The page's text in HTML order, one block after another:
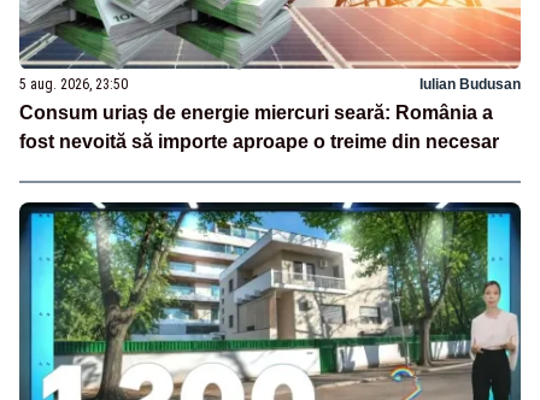
5 aug. 2026, 23:50 Iulian Budusan
Consum uriaș de energie miercuri seară: România a
fost nevoită să importe aproape o treime din necesar